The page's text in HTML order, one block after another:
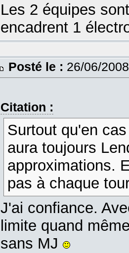
Les 2 équipes
encadrent 1
Posté le : 26/06/
Citation :
Surtout qu'en
aura toujours
approximations.
pas à chaque
J'ai confiance.
limite quand
sans MJ